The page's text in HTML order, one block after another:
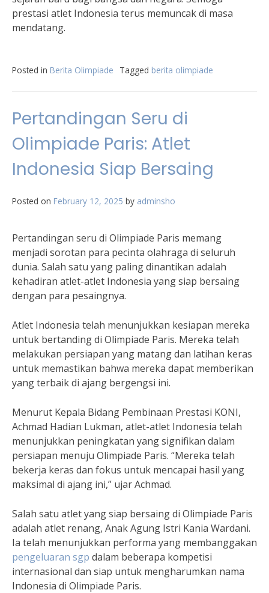
prestasi atlet Indonesia terus memuncak di masa
mendatang.
Posted in Berita Olimpiade Tagged berita olimpiade
Pertandingan Seru di
Olimpiade Paris: Atlet
Indonesia Siap Bersaing
Posted on February 12, 2025 by adminsho
Pertandingan seru di Olimpiade Paris memang
menjadi sorotan para pecinta olahraga di seluruh
dunia. Salah satu yang paling dinantikan adalah
kehadiran atlet-atlet Indonesia yang siap bersaing
dengan para pesaingnya.
Atlet Indonesia telah menunjukkan kesiapan mereka
untuk bertanding di Olimpiade Paris. Mereka telah
melakukan persiapan yang matang dan latihan keras
untuk memastikan bahwa mereka dapat memberikan
yang terbaik di ajang bergengsi ini.
Menurut Kepala Bidang Pembinaan Prestasi KONI,
Achmad Hadian Lukman, atlet-atlet Indonesia telah
menunjukkan peningkatan yang signifikan dalam
persiapan menuju Olimpiade Paris. “Mereka telah
bekerja keras dan fokus untuk mencapai hasil yang
maksimal di ajang ini,” ujar Achmad.
Salah satu atlet yang siap bersaing di Olimpiade Paris
adalah atlet renang, Anak Agung Istri Kania Wardani.
Ia telah menunjukkan performa yang membanggakan
pengeluaran sgp dalam beberapa kompetisi
internasional dan siap untuk mengharumkan nama
Indonesia di Olimpiade Paris.